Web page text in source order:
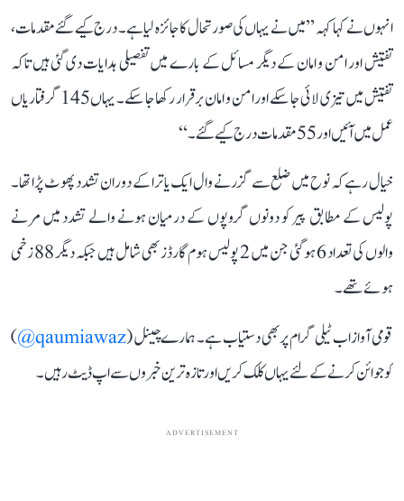
انہوں نے کہا کہہ ’’میں نے یہاں کی صورتحال کا جائزہ لیا ہے۔ درج کیے گئے مقدمات،
تفتیش اور امن و امان کے دیگر مسائل کے بارے میں تفصیلی ہدایات دی گئی ہیں تاکہ
تفتیش میں تیزی لائی جا سکے اور امن و امان برقرار رکھا جا سکے۔ یہاں 145 گرفتاریاں
عمل میں آئیں اور 55 مقدمات درج کیے گئے۔‘‘
خیال رہے کہ نوح میں ضلع سے گزرنے وال ایک یاترا کے دوران تشدد پھوٹ پڑا تھا۔
پولیس کے مطابق پیر کو دونوں گروپوں کے درمیان ہونے والے تشدد میں مرنے
والوں کی تعداد 6 ہو گئی جن میں 2 پولیس ہوم گارڈز بھی شامل ہیں جبکہ دیگر 88 زخمی
ہوئے تھے۔
قومی آواز اب ٹیلی گرام پر بھی دستیاب ہے۔ ہمارے چینل (qaumiawaz@
)
کو جوائن کرنے کے لئے یہاں کلک کریں اور تازہ ترین خبروں سے اپ ڈیٹ رہیں۔
ADVERTISEMENT